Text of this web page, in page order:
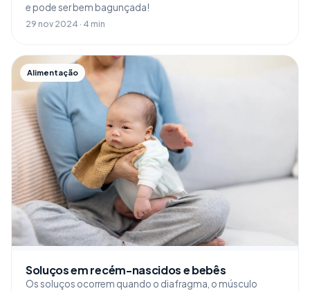
e pode ser bem bagunçada!
29 nov 2024 · 4 min
Alimentação
Soluços em recém-nascidos e bebês
Os soluços ocorrem quando o diafragma, o músculo